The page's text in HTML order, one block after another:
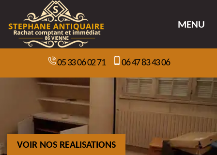
MENU
05 33 06 02 71 06 47 83 43 06
VOIR NOS REALISATIONS